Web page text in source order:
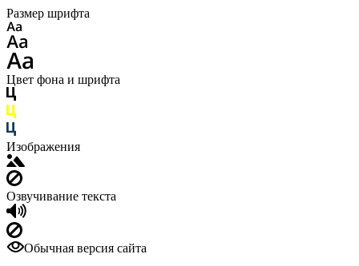
Размер шрифта
Цвет фона и шрифта
Изображения
Озвучивание текста
Обычная версия сайта